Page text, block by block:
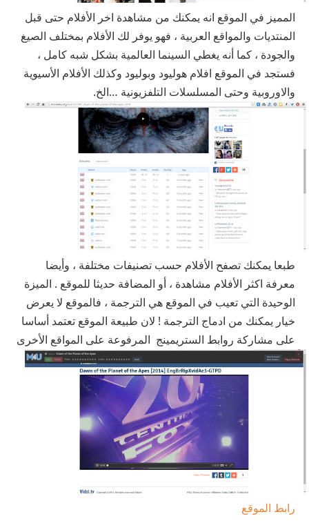
المميز في الموقع انه يمكنك من مشاهدة اخر الأفلام حتى قبل
المنتديات والمواقع العربية ، فهو يوفر لك الأفلام بمختلف الصيغ
والجودة ، كما أنه يغطي السينما العالمية بشكل شبه كامل ،
فستجد في الموقع افلام هوليود وبوليود وكذلك الأفلام الأسيوية
والاوروبية وحتى المسلسلات التلفزيونية …الخ.
طبعا يمكنك تصفح الأفلام حسب تصنيفات مختلفة ، وأيضا
معرفة اكثر الأفلام مشاهدة ، أو المضافة حديثا للموقع . الميزة
الوحيدة التي تعيب في الموقع هي الترجمة ، فالموقع لا يعرض
خيار يمكنك من ادماج الترجمة ! لان طبيعة الموقع تعتمد أساسا
على مشاركة روابط الستريمينج المرفوعة على المواقع الأخرى
رابط الموقع